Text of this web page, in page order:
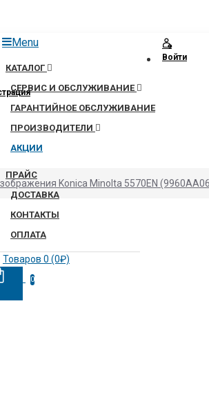
Menu
КАТАЛОГ
СЕРВИС И ОБСЛУЖИВАНИЕ
ГАРАНТИЙНОЕ ОБСЛУЖИВАНИЕ
ПРОИЗВОДИТЕЛИ
АКЦИИ
ПРАЙС
ДОСТАВКА
КОНТАКТЫ
ОПЛАТА
Товаров 0 (0₽)
0
Войти
Konica Minolta 5570EN